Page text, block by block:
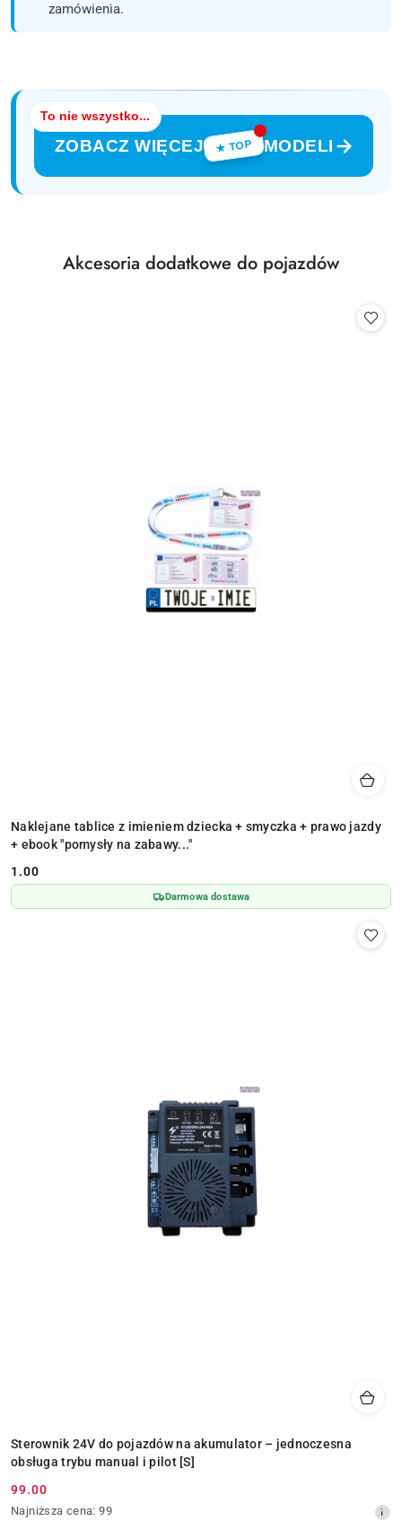
zamówienia.
To nie wszystko...
ZOBACZ WIĘCEJ ★ TOP MODELI
Pomiń karuzelę produktów
Produkty
Akcesoria dodatkowe do pojazdów
Naklejane tablice z imieniem dziecka + smyczka + prawo jazdy
+ ebook "pomysły na zabawy..."
Cena:
1.00
Darmowa dostawa
Sterownik 24V do pojazdów na akumulator – jednoczesna
obsługa trybu manual i pilot [S]
Cena
99.00
Najniższa
Najniższa cena: 99